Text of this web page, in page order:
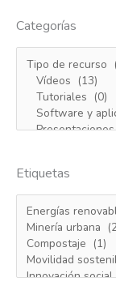
Categorías
Etiquetas